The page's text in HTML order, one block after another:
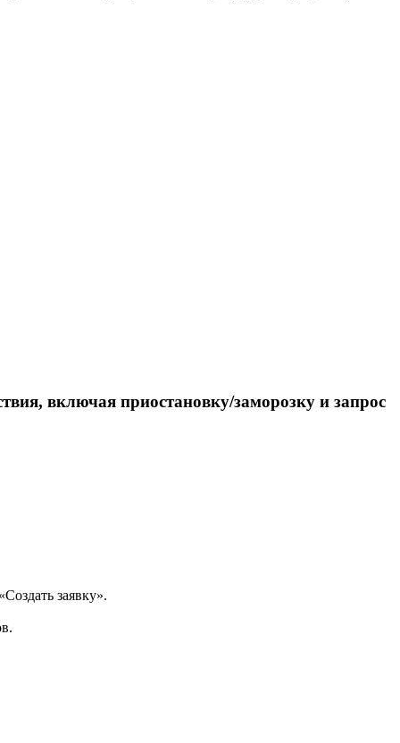
включая приостановку/заморозку и запрос
заявку».